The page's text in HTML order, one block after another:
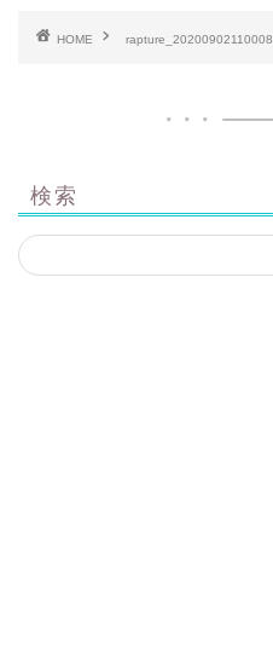
HOME rapture_20200902110008
検索